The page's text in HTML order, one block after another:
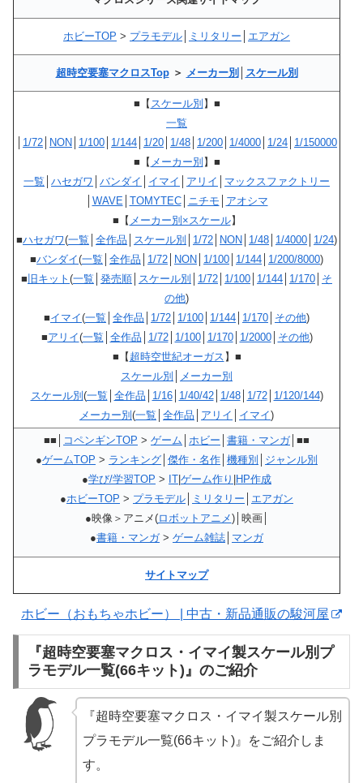
ホビーTOP > プラモデル ミリタリー エアガン
超時空要塞マクロスTop＞ メーカー別 スケール別
■【 スケール別 】■
一覧
1/72 NON 1/100 1/144 1/20 1/48 1/200 1/4000 1/24 1/150000
■【 メーカー別 】■
一覧 ハセガワ バンダイ イマイ アリイ
マックスファクトリー
WAVE│ TOMYTEC│ ニチモ
アオシマ
■【 メーカー別×スケール】
■ハセガワ(一覧 全作品 スケール別 1/72 NON 1/48 1/4000 1/24)
■バンダイ(一覧 全作品 1/72 NON 1/100 1/144 1/200/8000)
■ 旧キット (一覧 発売順 スケール別 1/72 1/100 1/144 1/170 そ
の他)
■イマイ(一覧 全作品 1/72 1/100 1/144 1/170 その他)
■アリイ(一覧 全作品 1/72│ 1/100│ 1/170│ 1/2000│ その他)
■【 超時空世紀オーガス 】■
スケール別
メーカー別
スケール別 (一覧 全作品 1/16│ 1/40/42│ 1/48│ 1/72│ 1/120/144)
メーカー別 (一覧 全作品 アリイ イマイ)
■■│ コペンギンTOP > ゲーム ホビー 書籍・マンガ│■■
●ゲームTOP > ランキング 傑作・名作 機種別
ジャンル別
●学び/学習TOP > IT ゲーム作り HP作成
●ホビーTOP > プラモデル ミリタリー
エアガン
●映像＞アニメ(ロボットアニメ)│映画│
●書籍・マンガ> ゲーム雑誌 マンガ
サイトマップ
ホビー（おもちゃホビー） | 中古・新品通販の駿河屋
『超時空要塞マクロス・イマイ製スケール別プ
ラモデル一覧(66キット)』のご紹介
『超時空要塞マクロス・イマイ製スケール別
プラモデル一覧(66キット)』をご紹介しま
す。